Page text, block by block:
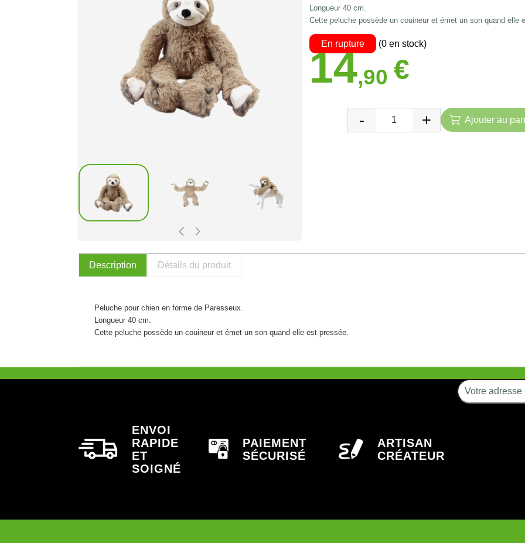
Longueur 40 cm.
Cette peluche possède un couineur et émet un son quand elle
En rupture (0 en stock)
14,90 €
Ajouter au
Description Détails du produit
Peluche pour chien en forme de Paresseux.
Longueur 40 cm.
Cette peluche possède un couineur et émet un son quand elle est pressée.
ENVOI
RAPIDE
ET
SOIGNÉ
PAIEMENT
SÉCURISÉ
ARTISAN
CRÉATEUR